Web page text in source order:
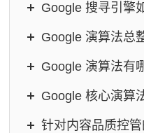
Google 搜寻引擎
Google 演算法总
Google 演算法有
Google 核心演算
针对内容品质控